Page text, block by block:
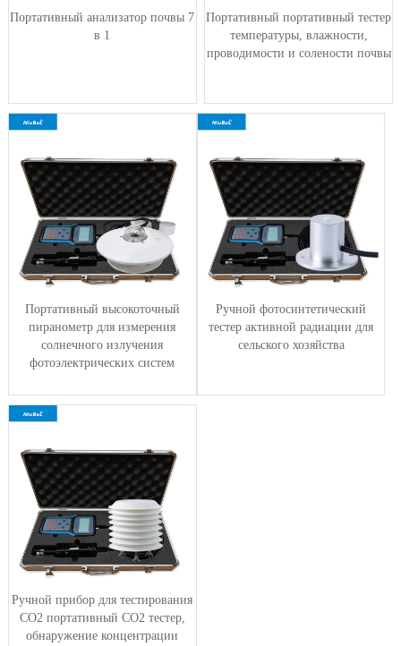
Портативный анализатор почвы 7
в 1
Портативный портативный тестер
температуры, влажности,
проводимости и солености почвы
Портативный высокоточный
пиранометр для измерения
солнечного излучения
фотоэлектрических систем
Ручной фотосинтетический
тестер активной радиации для
сельского хозяйства
Ручной прибор для тестирования
CO2 портативный CO2 тестер,
обнаружение концентрации